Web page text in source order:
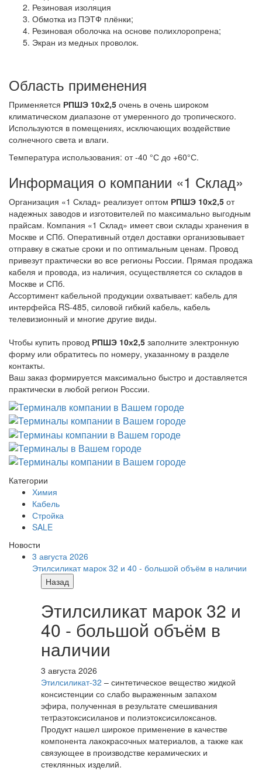
Резиновая изоляция
Обмотка из ПЭТФ плёнки;
Резиновая оболочка на основе полихлоропрена;
Экран из медных проволок.
Область применения
Применяется РПШЭ 10х2,5 очень в очень широком
климатическом диапазоне от умеренного до тропического.
Используются в помещениях, исключающих воздействие
солнечного света и влаги.
Температура использования: от -40 °С до +60°С.
Информация о компании «1 Склад»
Организация «1 Склад» реализует оптом РПШЭ 10х2,5 от
надежных заводов и изготовителей по максимально выгодным
прайсам. Компания «1 Склад» имеет свои склады хранения в
Москве и СПб. Оперативный отдел доставки организовывает
отправку в сжатые сроки и по оптимальным ценам. Провод
привезут практически во все регионы России. Прямая продажа
кабеля и провода, из наличия, осуществляется со складов в
Москве и СПб.
Ассортимент кабельной продукции охватывает: кабель для
интерфейса RS-485, силовой гибкий кабель, кабель
телевизионный и многие другие виды.
Чтобы купить провод РПШЭ 10х2,5 заполните электронную
форму или обратитесь по номеру, указанному в разделе
контакты.
Ваш заказ формируется максимально быстро и доставляется
практически в любой регион России.
Категории
Химия
Кабель
Стройка
SALE
Новости
3 августа 2026
Этилсиликат марок 32 и 40 - большой объём в наличии
Назад
Этилсиликат марок 32 и
40 - большой объём в
наличии
3 августа 2026
Этилсиликат-32 – синтетическое вещество жидкой
консистенции со слабо выраженным запахом
эфира, полученная в результате смешивания
тетpаэтоксисиланов и полиэтоксисилоксанов.
Продукт нашел широкое применение в качестве
компонента лакокрасочных материалов, а также как
связующее в производстве керамических и
стеклянных изделий.